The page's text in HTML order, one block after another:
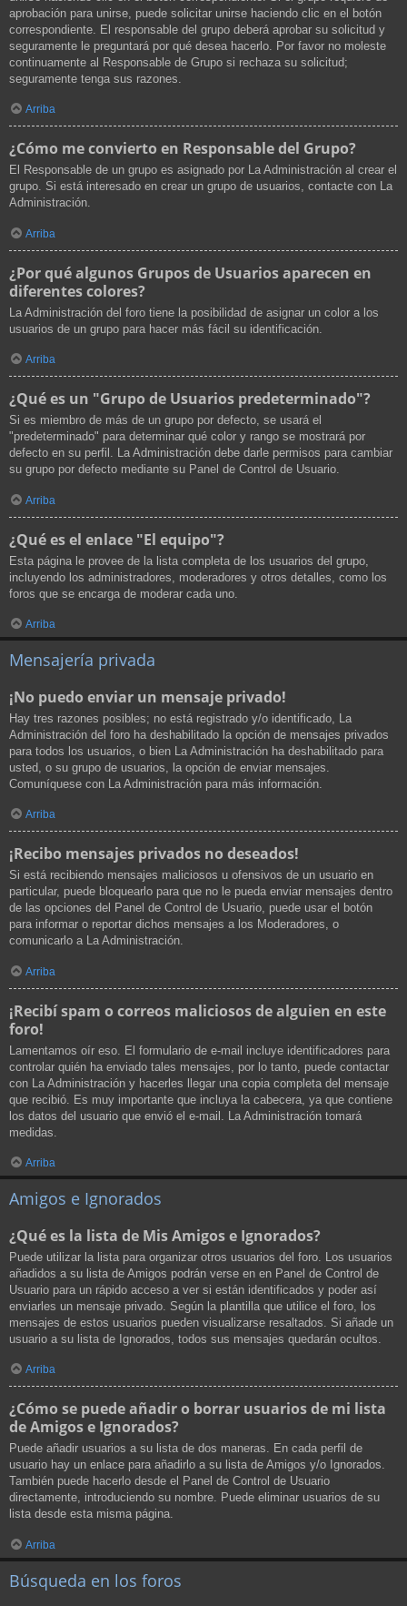
aprobación para unirse, puede solicitar unirse haciendo clic en el botón
correspondiente. El responsable del grupo deberá aprobar su solicitud y
seguramente le preguntará por qué desea hacerlo. Por favor no moleste
continuamente al Responsable de Grupo si rechaza su solicitud;
seguramente tenga sus razones.
Arriba
¿Cómo me convierto en Responsable del Grupo?
El Responsable de un grupo es asignado por La Administración al crear el
grupo. Si está interesado en crear un grupo de usuarios, contacte con La
Administración.
Arriba
¿Por qué algunos Grupos de Usuarios aparecen en
diferentes colores?
La Administración del foro tiene la posibilidad de asignar un color a los
usuarios de un grupo para hacer más fácil su identificación.
Arriba
¿Qué es un "Grupo de Usuarios predeterminado"?
Si es miembro de más de un grupo por defecto, se usará el
"predeterminado" para determinar qué color y rango se mostrará por
defecto en su perfil. La Administración debe darle permisos para cambiar
su grupo por defecto mediante su Panel de Control de Usuario.
Arriba
¿Qué es el enlace "El equipo"?
Esta página le provee de la lista completa de los usuarios del grupo,
incluyendo los administradores, moderadores y otros detalles, como los
foros que se encarga de moderar cada uno.
Arriba
Mensajería privada
¡No puedo enviar un mensaje privado!
Hay tres razones posibles; no está registrado y/o identificado, La
Administración del foro ha deshabilitado la opción de mensajes privados
para todos los usuarios, o bien La Administración ha deshabilitado para
usted, o su grupo de usuarios, la opción de enviar mensajes.
Comuníquese con La Administración para más información.
Arriba
¡Recibo mensajes privados no deseados!
Si está recibiendo mensajes maliciosos u ofensivos de un usuario en
particular, puede bloquearlo para que no le pueda enviar mensajes dentro
de las opciones del Panel de Control de Usuario, puede usar el botón
para informar o reportar dichos mensajes a los Moderadores, o
comunicarlo a La Administración.
Arriba
¡Recibí spam o correos maliciosos de alguien en este
foro!
Lamentamos oír eso. El formulario de e-mail incluye identificadores para
controlar quién ha enviado tales mensajes, por lo tanto, puede contactar
con La Administración y hacerles llegar una copia completa del mensaje
que recibió. Es muy importante que incluya la cabecera, ya que contiene
los datos del usuario que envió el e-mail. La Administración tomará
medidas.
Arriba
Amigos e Ignorados
¿Qué es la lista de Mis Amigos e Ignorados?
Puede utilizar la lista para organizar otros usuarios del foro. Los usuarios
añadidos a su lista de Amigos podrán verse en en Panel de Control de
Usuario para un rápido acceso a ver si están identificados y poder así
enviarles un mensaje privado. Según la plantilla que utilice el foro, los
mensajes de estos usuarios pueden visualizarse resaltados. Si añade un
usuario a su lista de Ignorados, todos sus mensajes quedarán ocultos.
Arriba
¿Cómo se puede añadir o borrar usuarios de mi lista
de Amigos e Ignorados?
Puede añadir usuarios a su lista de dos maneras. En cada perfil de
usuario hay un enlace para añadirlo a su lista de Amigos y/o Ignorados.
También puede hacerlo desde el Panel de Control de Usuario
directamente, introduciendo su nombre. Puede eliminar usuarios de su
lista desde esta misma página.
Arriba
Búsqueda en los foros